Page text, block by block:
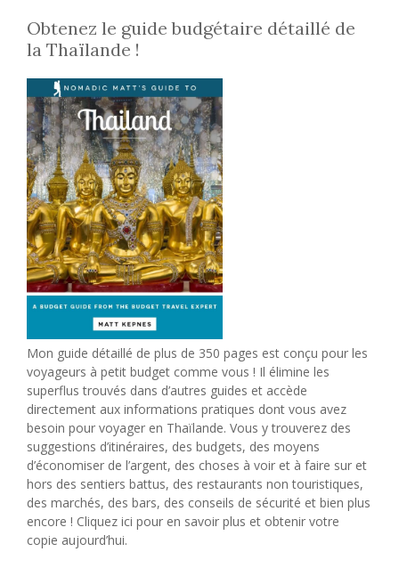
Obtenez le guide budgétaire détaillé de
la Thaïlande !
Mon guide détaillé de plus de 350 pages est conçu pour les
voyageurs à petit budget comme vous ! Il élimine les
superflus trouvés dans d’autres guides et accède
directement aux informations pratiques dont vous avez
besoin pour voyager en Thaïlande. Vous y trouverez des
suggestions d’itinéraires, des budgets, des moyens
d’économiser de l’argent, des choses à voir et à faire sur et
hors des sentiers battus, des restaurants non touristiques,
des marchés, des bars, des conseils de sécurité et bien plus
encore ! Cliquez ici pour en savoir plus et obtenir votre
copie aujourd’hui.